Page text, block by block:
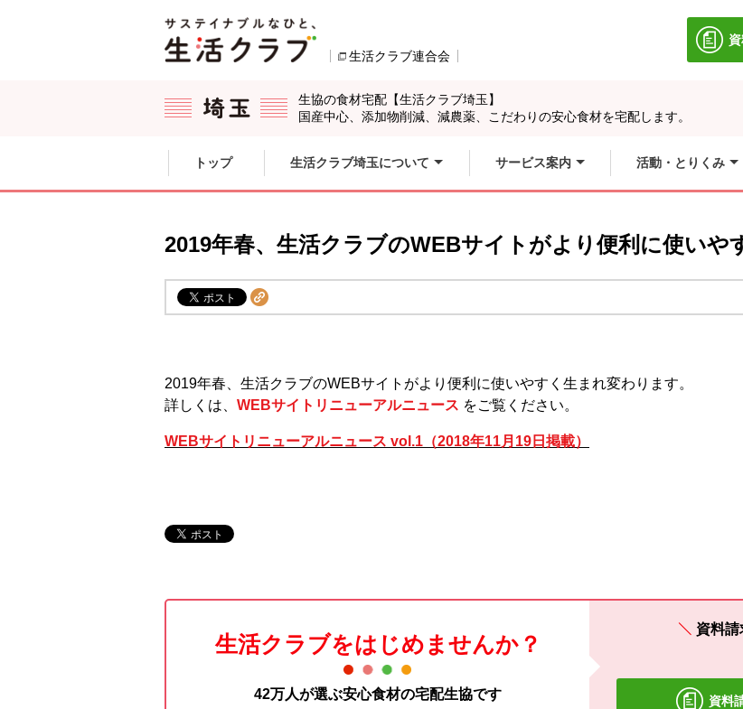
生活クラブ連合会
生協の食材宅配【生活クラブ埼玉】
国産中心、添加物削減、減農薬、こだわりの安心食材を宅配します。
ここからサイト内共通メニューです。
サイト内共通メニューをスキップする
トップ 生活クラブ埼玉について サービス案内 活動・とりくみ
2019年春、生活クラブのWEBサイトがより便利に使いや
2019年春、生活クラブのWEBサイトがより便利に使いやすく生まれ変わります。
詳しくは、 WEBサイトリニューアルニュース をご覧ください。
WEBサイトリニューアルニュース vol.1（2018年11月19日掲載）
生活クラブをはじめませんか？
42万人が選ぶ安心食材の宅配生協です
資料請
資料